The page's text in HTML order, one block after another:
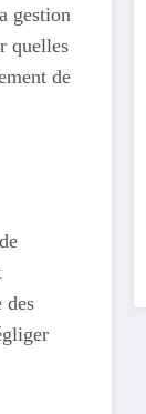
gestion
quelles
de
des